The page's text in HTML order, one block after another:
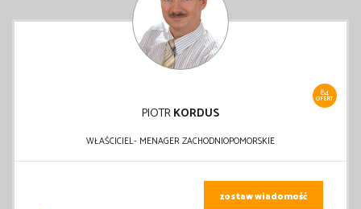
84
OFERT
PIOTRKORDUS
WŁAŚCICIEL- MENAGER ZACHODNIOPOMORSKIE
zostaw wiadomość